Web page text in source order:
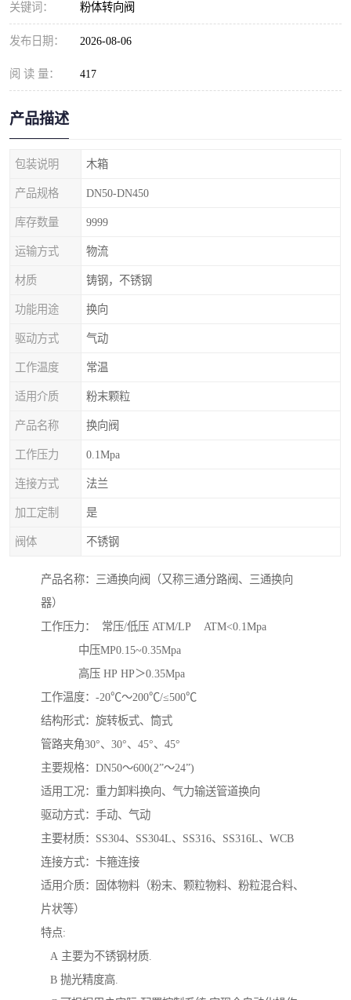
关键词： 粉体转向阀
发布日期： 2026-08-06
阅 读 量： 417
产品描述
包装说明 木箱
产品规格 DN50-DN450
库存数量 9999
运输方式 物流
材质 铸钢，不锈钢
功能用途 换向
驱动方式 气动
工作温度 常温
适用介质 粉末颗粒
产品名称 换向阀
工作压力 0.1Mpa
连接方式 法兰
加工定制 是
阀体 不锈钢
产品名称：三通换向阀（又称三通分路阀、三通换向
器）
工作压力： 常压/低压 ATM/LP ATM<0.1Mpa
中压MP0.15~0.35Mpa
高压 HP HP＞0.35Mpa
工作温度：-20℃～200℃/≤500℃
结构形式：旋转板式、筒式
管路夹角30°、30°、45°、45°
主要规格：DN50～600(2”～24”)
适用工况：重力卸料换向、气力输送管道换向
驱动方式：手动、气动
主要材质：SS304、SS304L、SS316、SS316L、WCB
连接方式：卡箍连接
适用介质：固体物料（粉末、颗粒物料、粉粒混合料、
片状等）
特点:
A 主要为不锈钢材质.
B 抛光精度高.